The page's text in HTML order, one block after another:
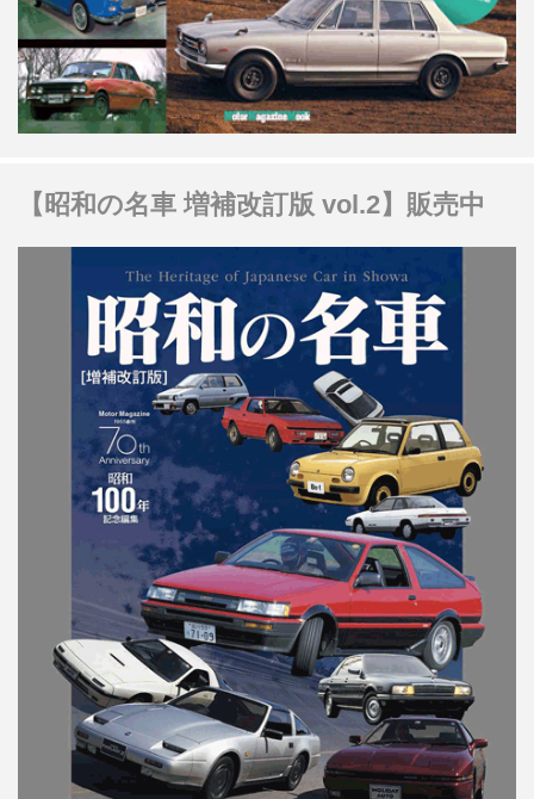
【昭和の名車 増補改訂版 vol.2】販売中